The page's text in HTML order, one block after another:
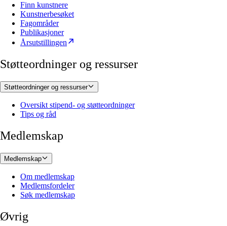
Finn kunstnere
Kunstnerbesøket
Fagområder
Publikasjoner
Årsutstillingen
Støtteordninger og ressurser
Støtteordninger og ressurser
Oversikt stipend- og støtteordninger
Tips og råd
Medlemskap
Medlemskap
Om medlemskap
Medlemsfordeler
Søk medlemskap
Øvrig